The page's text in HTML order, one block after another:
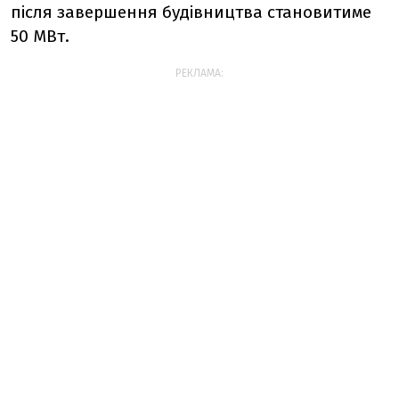
після завершення будівництва становитиме
50 МВт.
РЕКЛАМА: